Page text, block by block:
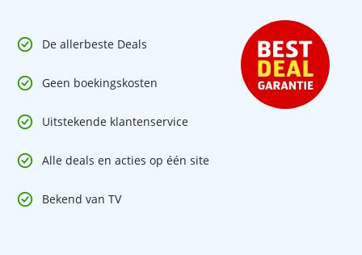
De allerbeste Deals
Geen boekingskosten
Uitstekende klantenservice
Alle deals en acties op één site
Bekend van TV